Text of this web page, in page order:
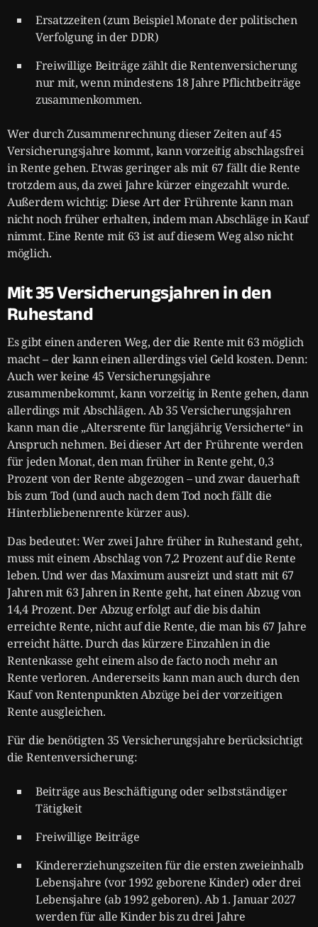
Ersatzzeiten (zum Beispiel Monate der politischen
Verfolgung in der DDR)
Freiwillige Beiträge zählt die Rentenversicherung
nur mit, wenn mindestens 18 Jahre Pflichtbeiträge
zusammenkommen.
Wer durch Zusammenrechnung dieser Zeiten auf 45
Versicherungsjahre kommt, kann vorzeitig abschlagsfrei
in Rente gehen. Etwas geringer als mit 67 fällt die Rente
trotzdem aus, da zwei Jahre kürzer eingezahlt wurde.
Außerdem wichtig: Diese Art der Frührente kann man
nicht noch früher erhalten, indem man Abschläge in Kauf
nimmt. Eine Rente mit 63 ist auf diesem Weg also nicht
möglich.
Mit 35 Versicherungsjahren in den
Ruhestand
Es gibt einen anderen Weg, der die Rente mit 63 möglich
macht – der kann einen allerdings viel Geld kosten. Denn:
Auch wer keine 45 Versicherungsjahre
zusammenbekommt, kann vorzeitig in Rente gehen, dann
allerdings mit Abschlägen. Ab 35 Versicherungsjahren
kann man die „Altersrente für langjährig Versicherte“ in
Anspruch nehmen. Bei dieser Art der Frührente werden
für jeden Monat, den man früher in Rente geht, 0,3
Prozent von der Rente abgezogen – und zwar dauerhaft
bis zum Tod (und auch nach dem Tod noch fällt die
Hinterbliebenenrente kürzer aus).
Das bedeutet: Wer zwei Jahre früher in Ruhestand geht,
muss mit einem Abschlag von 7,2 Prozent auf die Rente
leben. Und wer das Maximum ausreizt und statt mit 67
Jahren mit 63 Jahren in Rente geht, hat einen Abzug von
14,4 Prozent. Der Abzug erfolgt auf die bis dahin
erreichte Rente, nicht auf die Rente, die man bis 67 Jahre
erreicht hätte. Durch das kürzere Einzahlen in die
Rentenkasse geht einem also de facto noch mehr an
Rente verloren. Andererseits kann man auch durch den
Kauf von Rentenpunkten Abzüge bei der vorzeitigen
Rente ausgleichen.
Für die benötigten 35 Versicherungsjahre berücksichtigt
die Rentenversicherung:
Beiträge aus Beschäftigung oder selbstständiger
Tätigkeit
Freiwillige Beiträge
Kindererziehungszeiten für die ersten zweieinhalb
Lebensjahre (vor 1992 geborene Kinder) oder drei
Lebensjahre (ab 1992 geboren). Ab 1. Januar 2027
werden für alle Kinder bis zu drei Jahre